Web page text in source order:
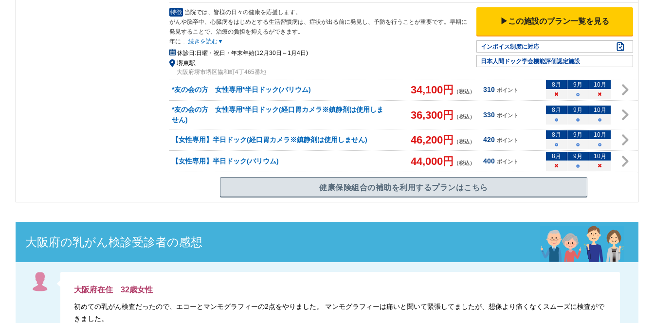
特徴 当院では、皆様の日々の健康を応援します。
がんや脳卒中、心臓病をはじめとする生活習慣病は、症状が出 る前に発見し、予防を行うことが重要です。早期に
発見することで、治療の負担を抑えるができます。
年に ... 続きを読む▼
休診日:日曜・祝日・年末年始(12月30日～1月4日)
堺東駅
大阪府堺市堺区協和町4丁465番地
▶この施設のプラン一覧を見る
インボイス制度に対応
日本人間ドック学会機能評価認定施設
*友の会の方 女性専用*半日ドック(バリウム) 34,100円 （税込） 310 ポイント
8月 9月 10月
×
○ ×
*友の会の方 女性専用*半日ドック(経口胃カメラ※鎮静剤は使用しま
せん)
36,300円 （税込） 330 ポイント
8月 9月 10月
○
○ ○
【女性専用】半日ドック(経口胃カメラ※鎮静剤は使用しません) 46,200円 （税込） 420 ポイント
8月 9月 10月
○
○ ○
【女性専用】半日ドック(バリウム) 44,000円 （税込） 400 ポイント
8月 9月 10月
×
○ ×
健康保険組合の補助を利用するプランはこちら
大阪府の乳がん検診受診者の感想
大阪府在住 32歳女性
初めての乳がん検査だったので、エコーとマンモグラフィーの2点をやりました。 マンモグラフィーは痛いと聞いて緊張してましたが、想像より痛くなくスムーズに検査がで
きました。